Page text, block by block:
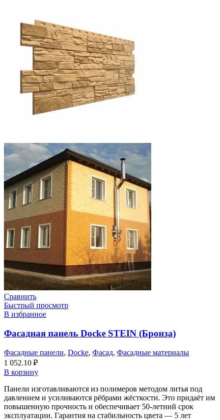
Сравнить
Быстрый просмотр
В избранное
Фасадная панель Docke STEIN (Бронза)
Фасадные панели, Docke, Фасад, Фасадные материалы
1 052.10 ₽
В корзину
Панели изготавливаются из полимеров методом литья под
давлением и усиливаются рёбрами жёсткости. Это придаёт им
повышенную прочность и обеспечивает 50-летний срок
эксплуатации. Гарантия на стабильность цвета — 5 лет